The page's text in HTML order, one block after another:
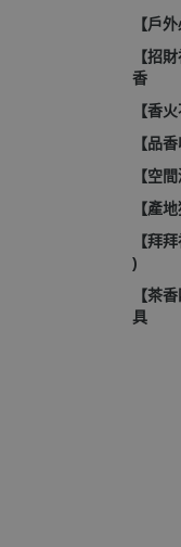
【戶
【招
香
【香
【品
【空
【產
【拜
)
【茶
具